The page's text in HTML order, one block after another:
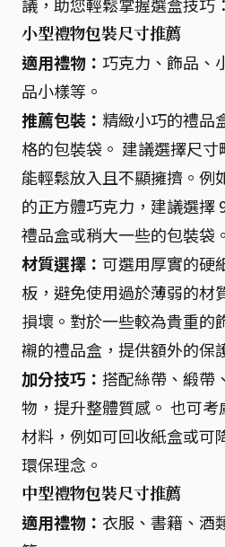
小型禮物包裝尺寸推薦
適用禮物： 巧克力、飾品、
品小樣等。
推薦包裝： 精緻小巧的禮品
格的包裝袋。 建議選擇尺
能輕鬆放入且不顯擁擠。例
的正方體巧克力，建議選擇
禮品盒或稍大一些的包裝袋。
材質選擇： 可選用厚實的硬
板，避免使用過於薄弱的材
損壞。對於一些較為貴重的
襯的禮品盒，提供額外的保
加分技巧： 搭配絲帶、緞帶
物，提升整體質感。 也可
材料，例如可回收紙盒或可
環保理念。
中型禮物包裝尺寸推薦
適用禮物： 衣服、書籍、酒